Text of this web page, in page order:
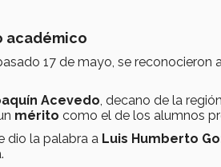
académico
17 de mayo, se reconocieron
Acevedo, decano de la
mérito como el de los alumnos
dio la palabra a Luis Humberto